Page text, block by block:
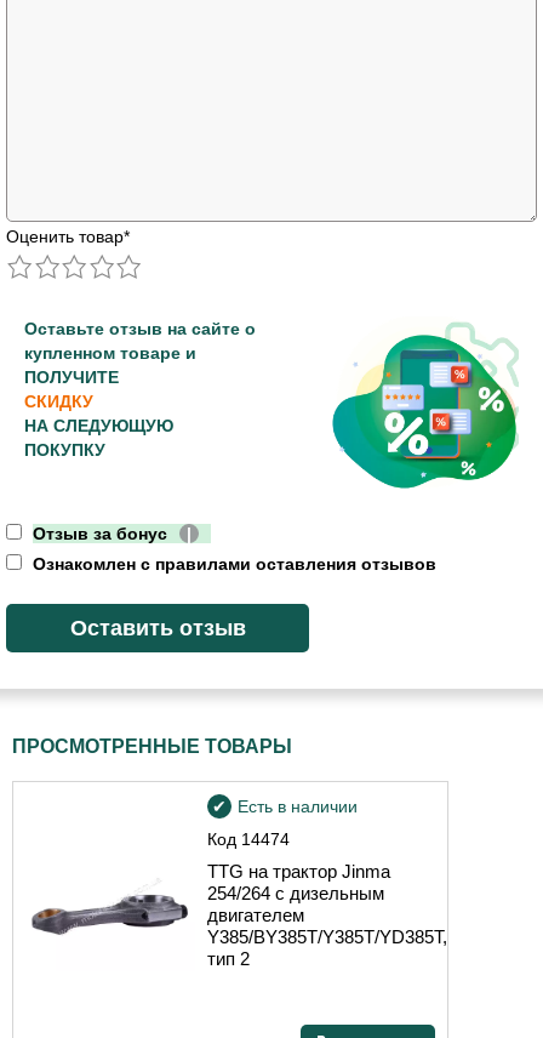
Оценить товар*
Оставьте отзыв на сайте о
купленном товаре и
ПОЛУЧИТЕ
СКИДКУ
НА СЛЕДУЮЩУЮ
ПОКУПКУ
Отзыв за бонус
|
Ознакомлен с правилами оставления отзывов
ПРОСМОТРЕННЫЕ ТОВАРЫ
Код 14474
Есть в наличии
TTG на трактор Jinma
254/264 с дизельным
двигателем
Y385/BY385T/Y385T/YD385T,
тип 2